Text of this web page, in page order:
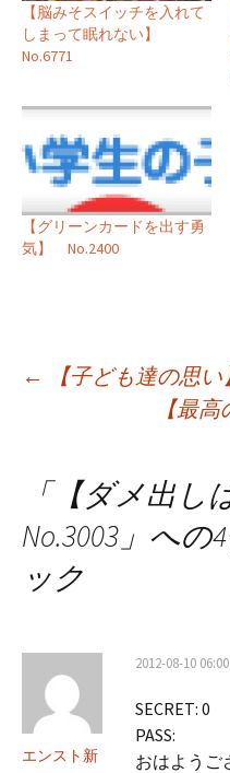
【脳みそスイッチを入れて
しまって眠れない】
No.6771
【グリーンカードを出す勇
気】 No.2400
投
ゲ
ー
←
【子ども達の思
【最
「【ダメ出し
No.3003 」への
ック
エンスト新
2012-08-10 06:00
SECRET: 0
PASS:
おはようご